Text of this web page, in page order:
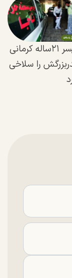
پسر ۲۱ساله کرمانی
را سلاخی